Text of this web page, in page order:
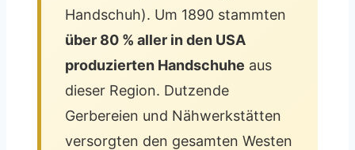
Handschuh). Um 1890 stammten
über 80 % aller in den USA
produzierten Handschuhe aus
dieser Region. Dutzende
Gerbereien und Nähwerkstätten
versorgten den gesamten Westen